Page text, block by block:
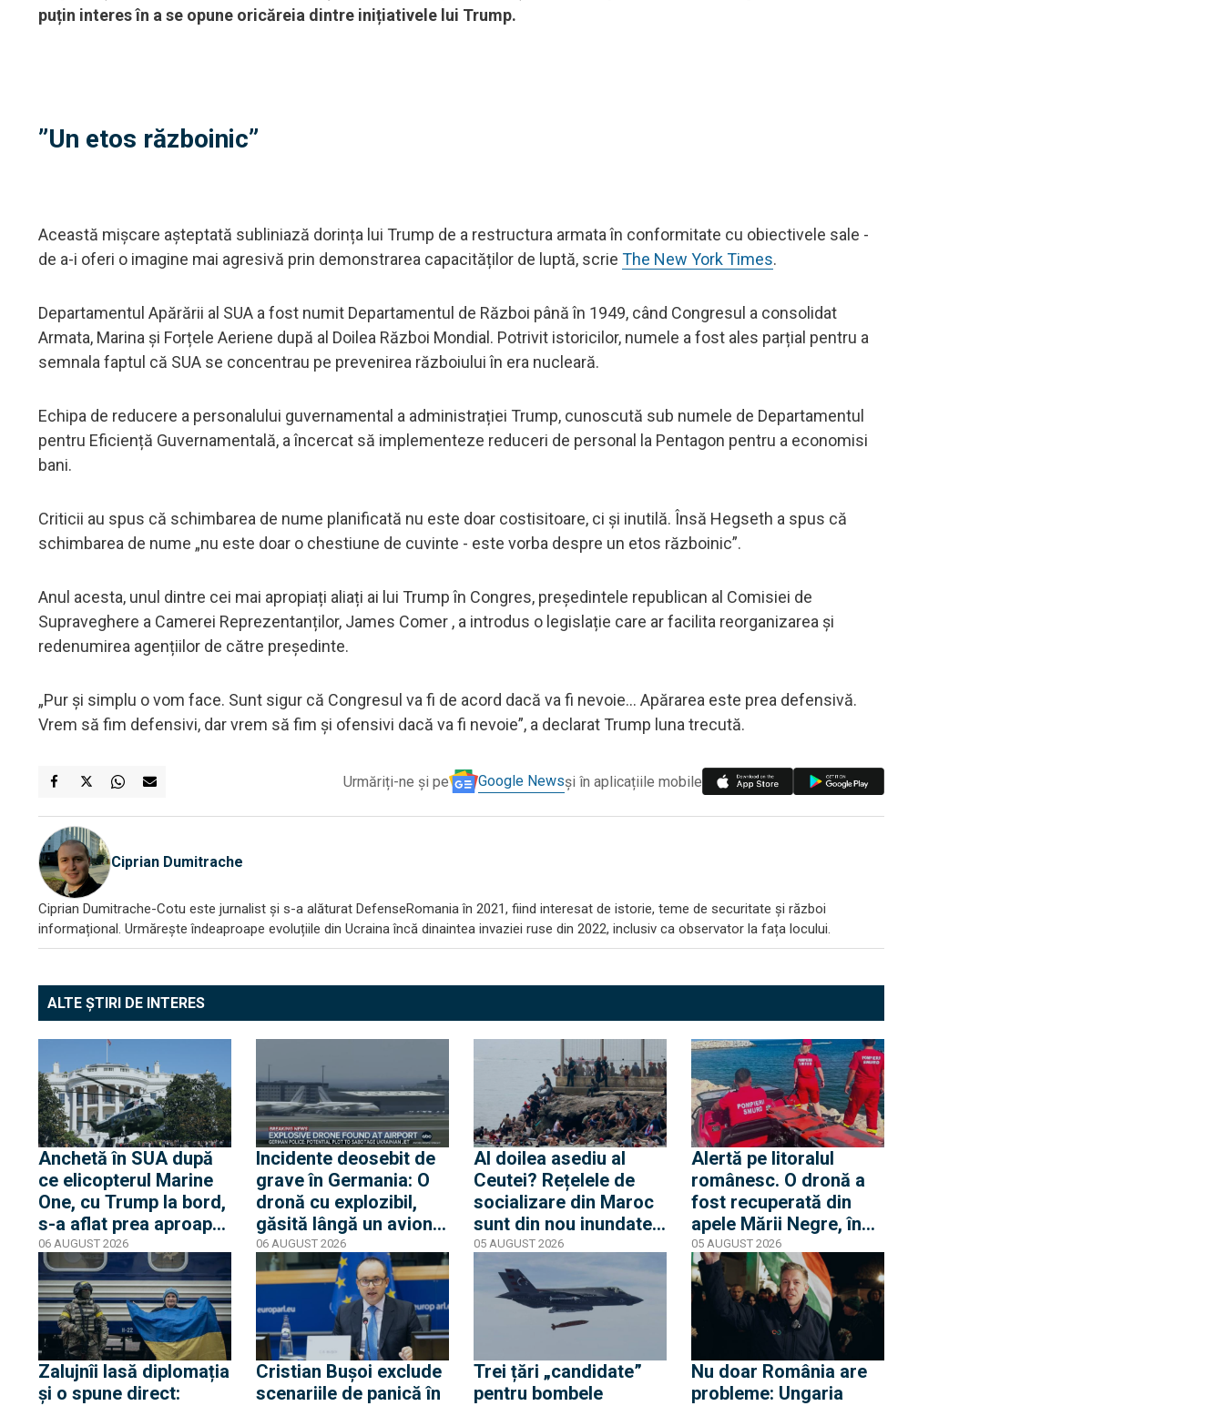
puțin interes în a se opune oricăreia dintre inițiativele lui Trump.
”Un etos războinic”
Această mișcare așteptată subliniază dorința lui Trump de a restructura armata în conformitate cu obiectivele sale -
de a-i oferi o imagine mai agresivă prin demonstrarea capacităților de luptă, scrie The New York Times.
Departamentul Apărării al SUA a fost numit Departamentul de Război până în 1949, când Congresul a consolidat
Armata, Marina și Forțele Aeriene după al Doilea Război Mondial. Potrivit istoricilor, numele a fost ales parțial pentru a
semnala faptul că SUA se concentrau pe prevenirea războiului în era nucleară.
Echipa de reducere a personalului guvernamental a administrației Trump, cunoscută sub numele de Departamentul
pentru Eficiență Guvernamentală, a încercat să implementeze reduceri de personal la Pentagon pentru a economisi
bani.
Criticii au spus că schimbarea de nume planificată nu este doar costisitoare, ci și inutilă. Însă Hegseth a spus că
schimbarea de nume „nu este doar o chestiune de cuvinte - este vorba despre un etos războinic”.
Anul acesta, unul dintre cei mai apropiați aliați ai lui Trump în Congres, președintele republican al Comisiei de
Supraveghere a Camerei Reprezentanților, James Comer , a introdus o legislație care ar facilita reorganizarea și
redenumirea agențiilor de către președinte.
„Pur și simplu o vom face. Sunt sigur că Congresul va fi de acord dacă va fi nevoie... Apărarea este prea defensivă.
Vrem să fim defensivi, dar vrem să fim și ofensivi dacă va fi nevoie”, a declarat Trump luna trecută.
Urmăriți-ne și pe Google Newsși în aplicațiile mobile
Ciprian Dumitrache
Ciprian Dumitrache-Cotu este jurnalist și s-a alăturat DefenseRomania în 2021, fiind interesat de istorie, teme de securitate și război
informațional. Urmărește îndeaproape evoluțiile din Ucraina încă dinaintea invaziei ruse din 2022, inclusiv ca observator la fața locului.
ALTE ȘTIRI DE INTERES
Anchetă în SUA după
ce elicopterul Marine
One, cu Trump la bord,
s-a aflat prea aproape
de un avion de linie.
Casa Albă transmite
că Trump nu s-a aflat
niciun moment în
pericol
06 AUGUST 2026
Incidente deosebit de
grave în Germania: O
dronă cu explozibil,
găsită lângă un avion
ucrainean, în timp ce
un alt avion de marfă
care anula aterizarea a
lovit o a doua dronă
06 AUGUST 2026
Al doilea asediu al
Ceutei? Rețelele de
socializare din Maroc
sunt din nou inundate
de mesaje pentru o
nouă mobilizare către
orașul spaniol
05 AUGUST 2026
Alertă pe litoralul
românesc. O dronă a
fost recuperată din
apele Mării Negre, în
apropierea plajei Loft
din Mamaia
05 AUGUST 2026
Zalujnîi lasă diplomația
și o spune direct:
Cristian Bușoi exclude
scenariile de panică în
Trei țări „candidate”
pentru bombele
Nu doar România are
probleme: Ungaria